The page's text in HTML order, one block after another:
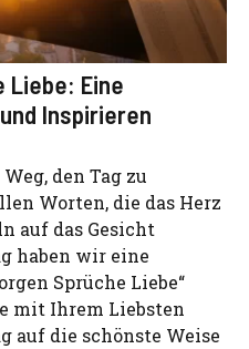
Liebe: Eine
Inspirieren
den Tag zu
Worten, die das Herz
auf das Gesicht
haben wir eine
Sprüche Liebe“
mit Ihrem Liebsten
auf die schönste Weise